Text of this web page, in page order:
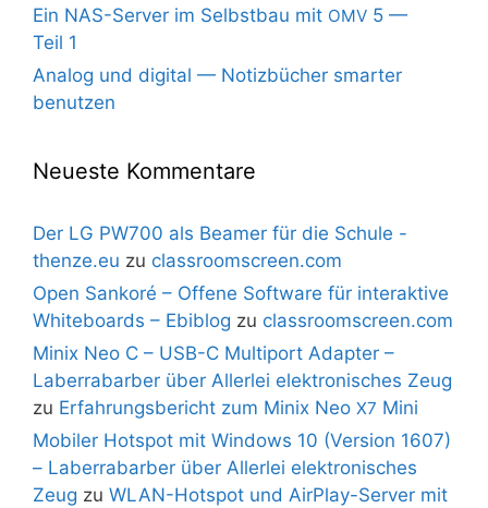
Ein NAS-Server im Selbstbau mit OMV 5 —
Teil 1
Analog und digital — Notizbücher smarter
benutzen
Neueste Kommentare
Der LG PW700 als Beamer für die Schule -
thenze.eu zu classroomscreen.com
Open Sankoré – Offene Software für interaktive
Whiteboards – Ebiblog zu classroomscreen.com
Minix Neo C – USB-C Multiport Adapter –
Laberrabarber über Allerlei elektronisches Zeug
zu Erfahrungsbericht zum Minix Neo X7 Mini
Mobiler Hotspot mit Windows 10 (Version 1607)
– Laberrabarber über Allerlei elektronisches
Zeug zu WLAN-Hotspot und AirPlay-Server mit